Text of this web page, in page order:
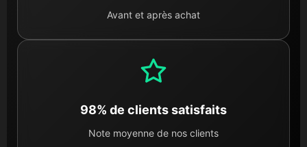
Avant et après achat
98% de clients satisfaits
Note moyenne de nos clients